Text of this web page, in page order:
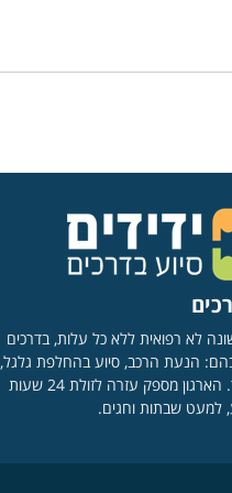
לא רפואית ללא כל עלות, בדרכים
הנעת הרכב, סיוע בהחלפת גלגל,
פתיחת רכב שננעל ועוד. הארגון מספק עזרה לזולת 24 שעות
למעט שבתות וחגים.